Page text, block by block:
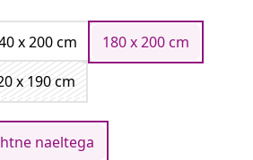
x 200 cm
180 x 200 cm
x 190 cm
naeltega